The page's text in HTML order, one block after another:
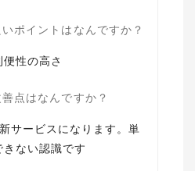
ポイントはなんですか？
性の高さ
点はなんですか？
サービスになります。単
きない認識です